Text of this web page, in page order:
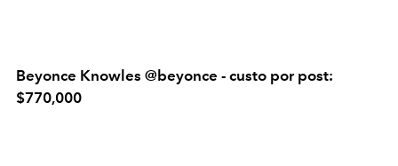
Beyonce Knowles @beyonce - custo por post:
$770,000